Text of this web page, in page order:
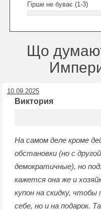
Гірше не буває (1-3)
Що
10.09.2025
Виктория
На самом деле кроме
обстановки (но с
демократичные), но
кажется она же и
купон на скидку,
себе, но и на подарок.